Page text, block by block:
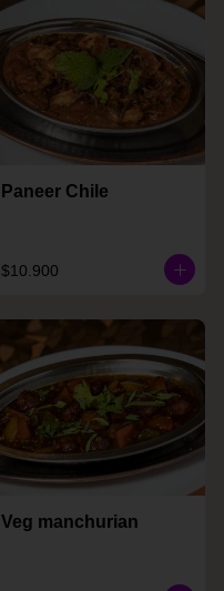
Paneer Chile
$10.900
Veg manchurian